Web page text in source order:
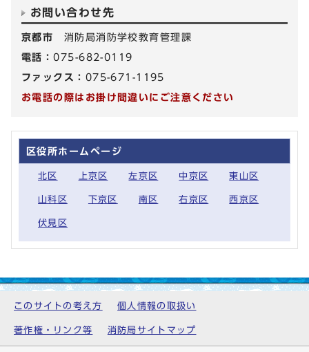
お問い合わせ先
京都市 消防局消防学校教育管理課
電話：075-682-0119
ファックス： 075-671-1195
お電話の際はお掛け間違いにご注意ください
区役所ホームページ
北区 上京区 左京区 中京区 東山区
山科区 下京区 南区 右京区 西京区
伏見区
このサイトの考え方 個人情報の取扱い
著作権・リンク等 消防局サイトマップ